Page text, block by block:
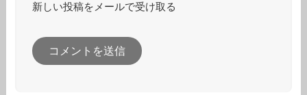
新しい投稿をメールで受け取る